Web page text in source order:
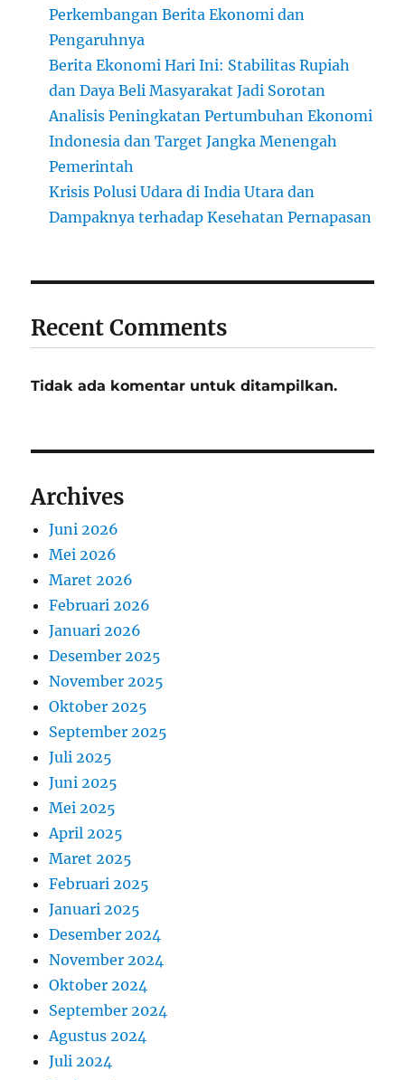
Perkembangan Berita Ekonomi dan
Pengaruhnya
Berita Ekonomi Hari Ini: Stabilitas Rupiah
dan Daya Beli Masyarakat Jadi Sorotan
Analisis Peningkatan Pertumbuhan Ekonomi
Indonesia dan Target Jangka Menengah
Pemerintah
Krisis Polusi Udara di India Utara dan
Dampaknya terhadap Kesehatan Pernapasan
Recent Comments
Tidak ada komentar untuk ditampilkan.
Archives
Juni 2026
Mei 2026
Maret 2026
Februari 2026
Januari 2026
Desember 2025
November 2025
Oktober 2025
September 2025
Juli 2025
Juni 2025
Mei 2025
April 2025
Maret 2025
Februari 2025
Januari 2025
Desember 2024
November 2024
Oktober 2024
September 2024
Agustus 2024
Juli 2024